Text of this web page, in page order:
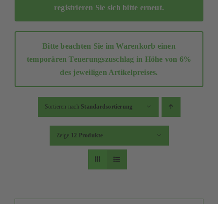
registrieren Sie sich bitte erneut.
Bitte beachten Sie im Warenkorb einen
temporären Teuerungszuschlag in Höhe von 6%
des jeweiligen Artikelpreises.
Sortieren nach Standardsortierung
Zeige 12 Produkte